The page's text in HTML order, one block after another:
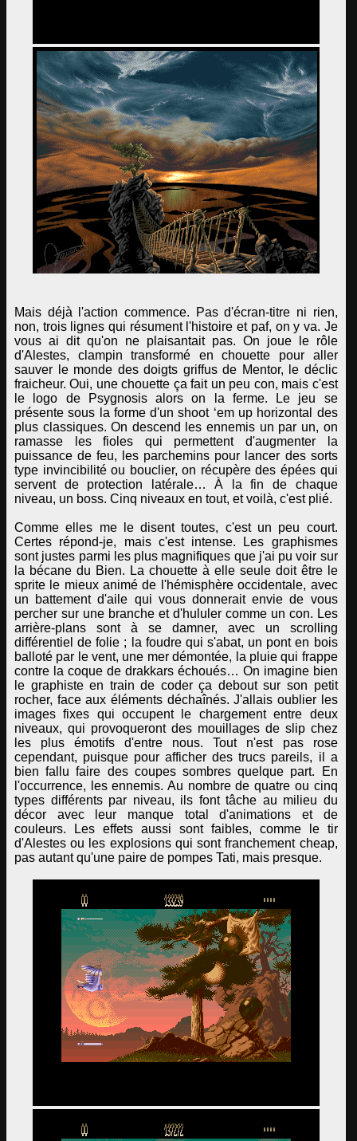
Mais déjà l'action commence. Pas d'écran-titre ni rien,
non, trois lignes qui résument l'histoire et paf, on y va. Je
vous ai dit qu'on ne plaisantait pas. On joue le rôle
d'Alestes, clampin transformé en chouette pour aller
sauver le monde des doigts griffus de Mentor, le déclic
fraicheur. Oui, une chouette ça fait un peu con, mais c'est
le logo de Psygnosis alors on la ferme. Le jeu se
présente sous la forme d'un shoot ‘em up horizontal des
plus classiques. On descend les ennemis un par un, on
ramasse les fioles qui permettent d'augmenter la
puissance de feu, les parchemins pour lancer des sorts
type invincibilité ou bouclier, on récupère des épées qui
servent de protection latérale… À la fin de chaque
niveau, un boss. Cinq niveaux en tout, et voilà, c'est plié.
Comme elles me le disent toutes, c'est un peu court.
Certes répond-je, mais c'est intense. Les graphismes
sont justes parmi les plus magnifiques que j'ai pu voir sur
la bécane du Bien. La chouette à elle seule doit être le
sprite le mieux animé de l'hémisphère occidentale, avec
un battement d'aile qui vous donnerait envie de vous
percher sur une branche et d'hululer comme un con. Les
arrière-plans sont à se damner, avec un scrolling
différentiel de folie ; la foudre qui s'abat, un pont en bois
balloté par le vent, une mer démontée, la pluie qui frappe
contre la coque de drakkars échoués… On imagine bien
le graphiste en train de coder ça debout sur son petit
rocher, face aux éléments déchaînés. J'allais oublier les
images fixes qui occupent le chargement entre deux
niveaux, qui provoqueront des mouillages de slip chez
les plus émotifs d'entre nous. Tout n'est pas rose
cependant, puisque pour afficher des trucs pareils, il a
bien fallu faire des coupes sombres quelque part. En
l'occurrence, les ennemis. Au nombre de quatre ou cinq
types différents par niveau, ils font tâche au milieu du
décor avec leur manque total d'animations et de
couleurs. Les effets aussi sont faibles, comme le tir
d'Alestes ou les explosions qui sont franchement cheap,
pas autant qu'une paire de pompes Tati, mais presque.